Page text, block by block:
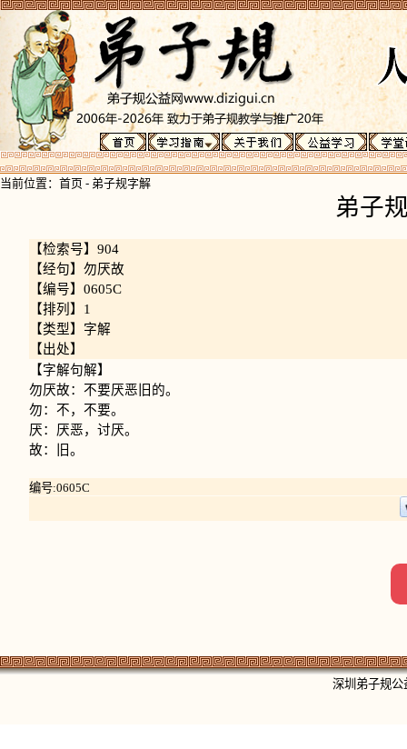
当前位置： 首页 - 弟子规字解
弟子
【检索号】904
【经句】勿厌故
【编号】0605C
【排列】1
【类型】字解
【出处】
【字解句解】
勿厌故：不要厌恶旧的。
勿：不，不要。
厌：厌恶，讨厌。
故：旧。
编号:0605C
深圳弟子规